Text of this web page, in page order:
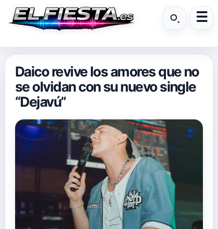
Daico revive los amores que no
se olvidan con su nuevo single
“Dejavú”